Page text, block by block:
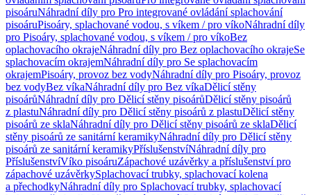
pisoáruNáhradní díly pro Pro integrované ovládání splachování
pisoáruPisoáry, splachované vodou, s víkem / pro víkoNáhradní díly
pro Pisoáry, splachované vodou, s víkem / pro víkoBez
oplachovacího okrajeNáhradní díly pro Bez oplachovacího okrajeSe
splachovacím okrajemNáhradní díly pro Se splachovacím
okrajemPisoáry, provoz bez vodyNáhradní díly pro Pisoáry, provoz
bez vodyBez víkaNáhradní díly pro Bez víkaDělicí stěny
pisoárůNáhradní díly pro Dělicí stěny pisoárůDělicí stěny pisoárů
z plastuNáhradní díly pro Dělicí stěny pisoárů z plastuDělicí stěny
pisoárů ze sklaNáhradní díly pro Dělicí stěny pisoárů ze sklaDělicí
stěny pisoárů ze sanitární keramikyNáhradní díly pro Dělicí stěny
pisoárů ze sanitární keramikyPříslušenstvíNáhradní díly pro
PříslušenstvíVíko pisoáruZápachové uzávěrky a příslušenství pro
zápachové uzávěrkySplachovací trubky, splachovací kolena
a přechodkyNáhradní díly pro Splachovací trubky, splachovací